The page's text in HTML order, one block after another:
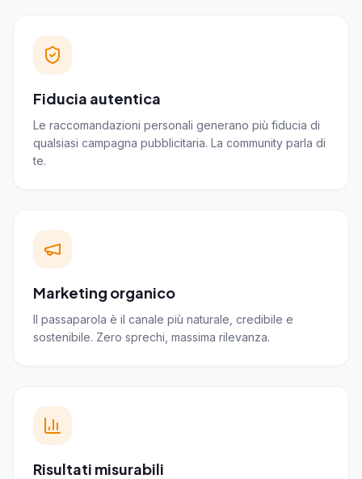
Fiducia autentica
Le raccomandazioni personali generano più fiducia di
qualsiasi campagna pubblicitaria. La community parla di
te.
Marketing organico
Il passaparola è il canale più naturale, credibile e
sostenibile. Zero sprechi, massima rilevanza.
Risultati misurabili